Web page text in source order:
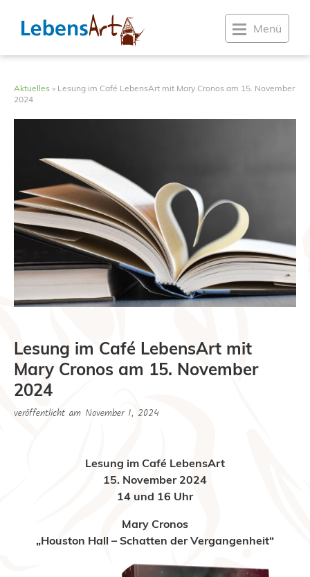
Menü
Aktuelles » Lesung im Café LebensArt mit Mary Cronos am 15. November
2024
Lesung im Café LebensArt mit
Mary Cronos am 15. November
2024
veröffentlicht am November 1, 2024
Lesung im Café LebensArt
15. November 2024
14 und 16 Uhr
Mary Cronos
„Houston Hall – Schatten der Vergangenheit“